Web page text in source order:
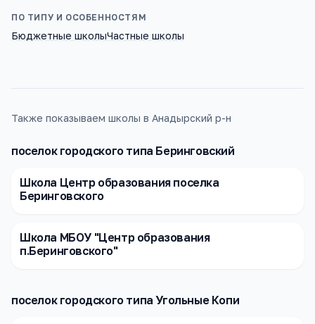
ПО ТИПУ И ОСОБЕННОСТЯМ
Бюджетные школыЧастные школы
Также показываем школы в Анадырский р-н
поселок городского типа Беринговский
Школа Центр образования поселка
Беринговского
Школа МБОУ "Центр образования
п.Беринговского"
поселок городского типа Угольные Копи